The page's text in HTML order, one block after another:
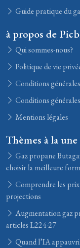
Guide pratique du
à propos de
Qui sommes-nous?
Politique de vie
Conditions
Conditions
Mentions légales
Thèmes à la une
Gaz propane
choisir la meilleure
Comprendre les
projections
Augmentation gaz
articles L224-27
Quand l’IA